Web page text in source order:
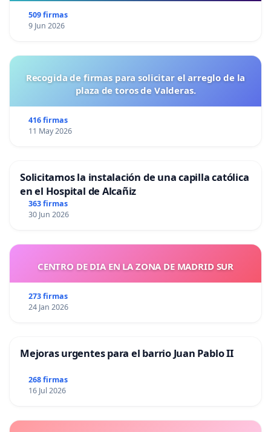
509 firmas
9 Jun 2026
Recogida de firmas para solicitar el arreglo de la
plaza de toros de Valderas.
416 firmas
11 May 2026
Solicitamos la instalación de una capilla católica
en el Hospital de Alcañiz
363 firmas
30 Jun 2026
CENTRO DE DIA EN LA ZONA DE MADRID SUR
273 firmas
24 Jan 2026
Mejoras urgentes para el barrio Juan Pablo II
268 firmas
16 Jul 2026